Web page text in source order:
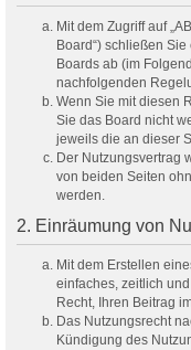
Mit dem Zugriff auf
Board“) schließen
Boards ab (im
nachfolgenden
Wenn Sie mit diesen
Sie das Board nicht
jeweils die an dieser
Der Nutzungsvertrag
von beiden Seiten
werden.
2. Einräumung von
Mit dem Erstellen
einfaches, zeitlich
Recht, Ihren Beitrag
Das Nutzungsrecht
Kündigung des